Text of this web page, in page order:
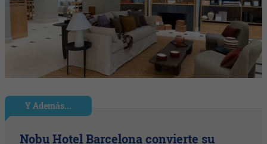
Y Además...
Nobu Hotel Barcelona convierte su